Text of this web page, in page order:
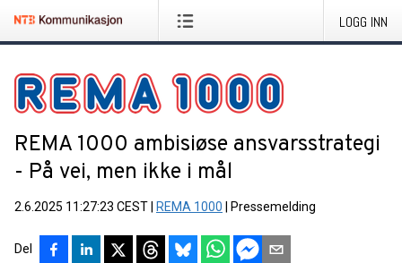
LOGG INN
REMA 1000 ambisiøse ansvarsstrategi
- På vei, men ikke i mål
2.6.2025 11:27:23 CEST REMA 1000 Pressemelding
Del